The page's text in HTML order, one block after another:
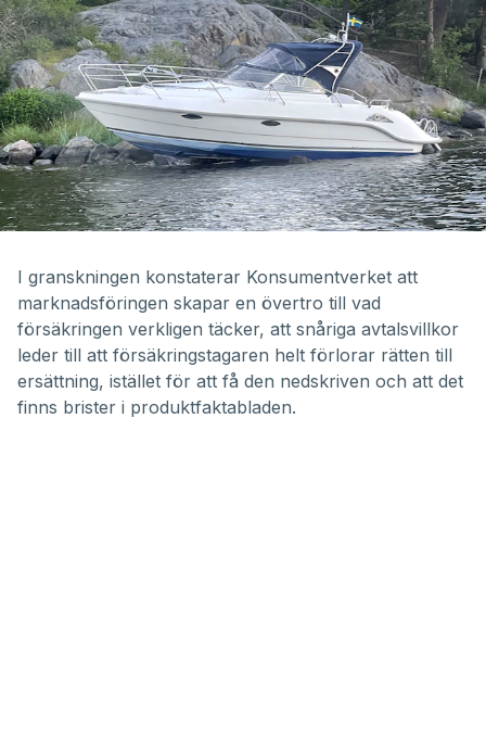
I granskningen konstaterar Konsumentverket att
marknadsföringen skapar en övertro till vad
försäkringen verkligen täcker, att snåriga avtalsvillkor
leder till att försäkringstagaren helt förlorar rätten till
ersättning, istället för att få den nedskriven och att det
finns brister i produktfaktabladen.